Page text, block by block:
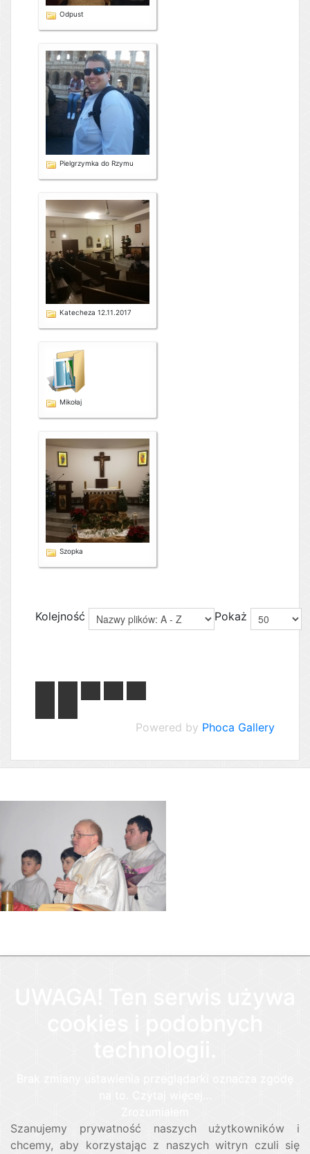
Odpust
Pielgrzymka do Rzymu
Katecheza 12.11.2017
Mikołaj
Szopka
Kolejność Pokaż
Powered by Phoca Gallery
Szanujemy prywatność naszych użytkowników i
chcemy, aby korzystając z naszych witryn czuli się